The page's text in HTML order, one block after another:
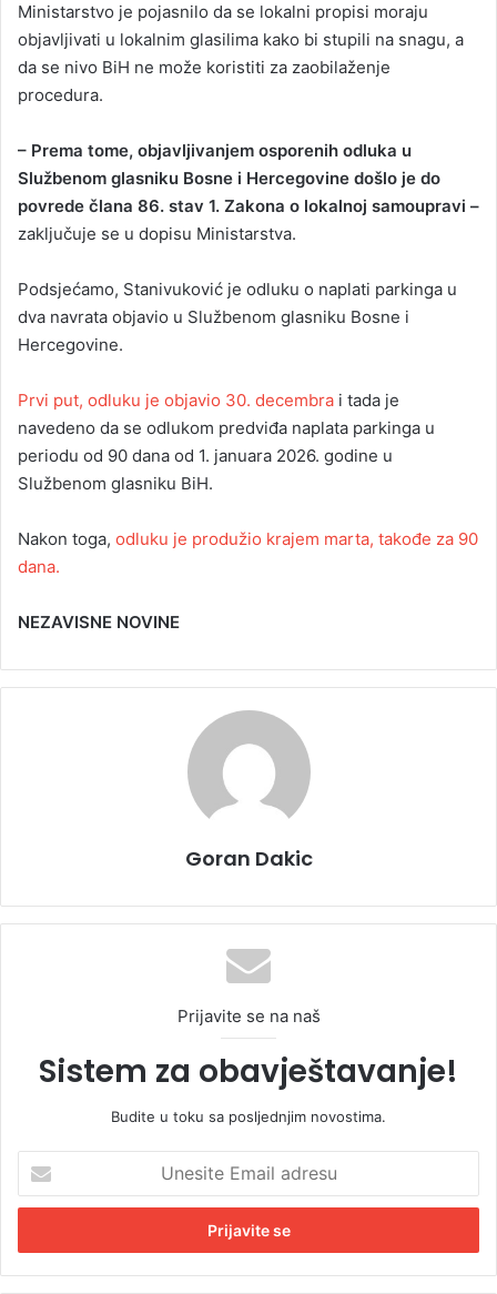
Ministarstvo je pojasnilo da se lokalni propisi moraju
objavljivati u lokalnim glasilima kako bi stupili na snagu, a
da se nivo BiH ne može koristiti za zaobilaženje
procedura.
– Prema tome, objavljivanjem osporenih odluka u
Službenom glasniku Bosne i Hercegovine došlo je do
povrede člana 86. stav 1. Zakona o lokalnoj samoupravi –
zaključuje se u dopisu Ministarstva.
Podsjećamo, Stanivuković je odluku o naplati parkinga u
dva navrata objavio u Službenom glasniku Bosne i
Hercegovine.
Prvi put, odluku je objavio 30. decembra i tada je
navedeno da se odlukom predviđa naplata parkinga u
periodu od 90 dana od 1. januara 2026. godine u
Službenom glasniku BiH.
Nakon toga, odluku je produžio krajem marta, takođe za 90
dana.
NEZAVISNE NOVINE
Goran Dakic
Prijavite se na naš
Sistem za obavještavanje!
Budite u toku sa posljednjim novostima.
e
i
t